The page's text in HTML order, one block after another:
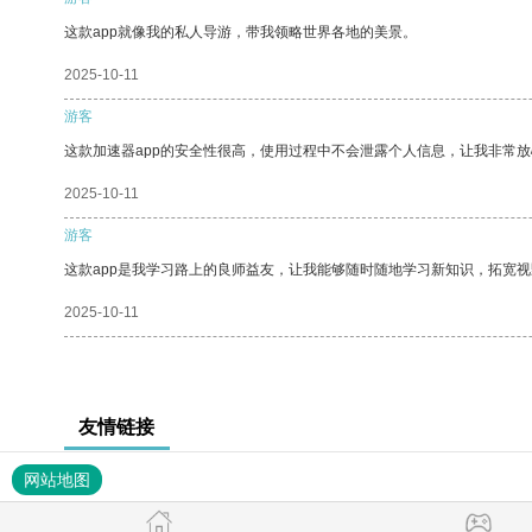
这款app就像我的私人导游，带我领略世界各地的美景。
2025-10-11
游客
这款加速器app的安全性很高，使用过程中不会泄露个人信息，让我非常放
2025-10-11
游客
这款app是我学习路上的良师益友，让我能够随时随地学习新知识，拓宽视
2025-10-11
友情链接
网站地图